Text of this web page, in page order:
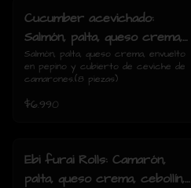
Cucumber acevichado:
Salmón, palta, queso crema,
envuelto en pepino y cubierto
de ceviche de camarones.(8
Salmón, palta, queso crema, envuelto
en pepino y cubierto de ceviche de
camarones.(8 piezas)
$6.990
Ebi furai Rolls: Camarón,
palta, queso crema, cebollín,